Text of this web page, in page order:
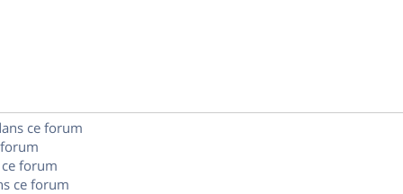
e
ce forum
forum
ce forum